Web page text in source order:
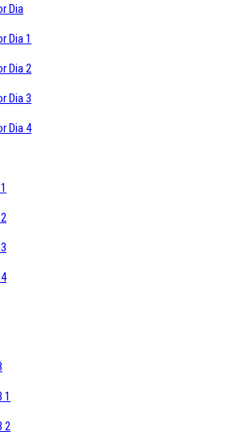
Dia
Dia 1
Dia 2
Dia 3
Dia 4
1
2